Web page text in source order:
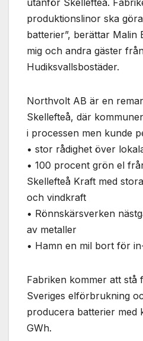
utanför Skellefteå.
produktionslinor ska
batterier”, berättar
mig och andra gäster
Hudiksvallsbostäder.
Northvolt AB är en
Skellefteå, där
i processen men kunde
• stor rådighet över
• 100 procent grön el
Skellefteå Kraft med
och vindkraft
• Rönnskärsverken
av metaller
• Hamn en mil bort för
Fabriken kommer att
Sveriges elförbrukning
producera batterier med
GWh.